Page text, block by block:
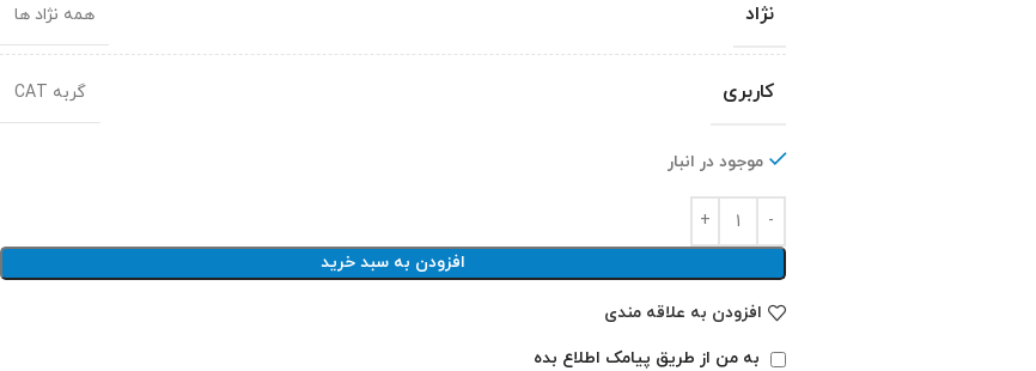
نژاد همه نژاد ها
کاربری گربه CAT
موجود در انبار
افزودن به سبد خرید
افزودن به علاقه مندی
به من از طریق پیامک اطلاع بده